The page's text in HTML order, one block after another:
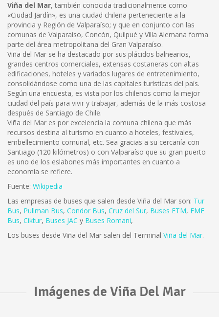
Viña del Mar, también conocida tradicionalmente como
«Ciudad Jardín», es una ciudad chilena perteneciente a la
provincia y Región de Valparaíso; y que en conjunto con las
comunas de Valparaíso, Concón, Quilpué y Villa Alemana forma
parte del área metropolitana del Gran Valparaíso.
Viña del Mar se ha destacado por sus plácidos balnearios,
grandes centros comerciales, extensas costaneras con altas
edificaciones, hoteles y variados lugares de entretenimiento,
consolidándose como una de las capitales turísticas del país.
Según una encuesta, es vista por los chilenos como la mejor
ciudad del país para vivir y trabajar, además de la más costosa
después de Santiago de Chile.
Viña del Mar es por excelencia la comuna chilena que más
recursos destina al turismo en cuanto a hoteles, festivales,
embellecimiento comunal, etc. Sea gracias a su cercanía con
Santiago (120 kilómetros) o con Valparaíso que su gran puerto
es uno de los eslabones más importantes en cuanto a
economía se refiere.
Fuente: Wikipedia
Las empresas de buses que salen desde Viña del Mar son: Tur
Bus, Pullman Bus, Condor Bus, Cruz del Sur, Buses ETM, EME
Bus, Ciktur, Buses JAC y Buses Romani,
Los buses desde Viña del Mar salen del Terminal Viña del Mar.
Imágenes de Viña Del Mar